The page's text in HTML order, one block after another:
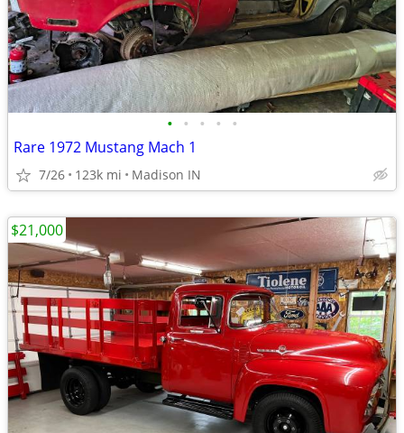
• • • • •
Rare 1972 Mustang Mach 1
7/26 123k mi Madison IN
$21,000